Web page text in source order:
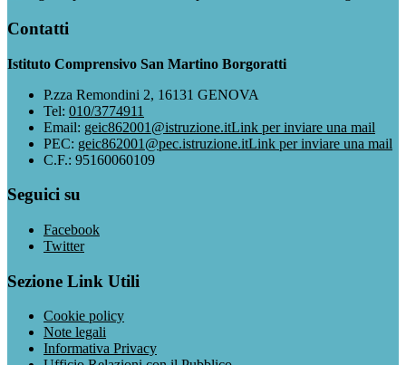
Contatti
Istituto Comprensivo San Martino Borgoratti
P.zza Remondini 2, 16131 GENOVA
Tel: 010/3774911
Email: geic862001@istruzione.itLink per inviare una mail
PEC: geic862001@pec.istruzione.itLink per inviare una mail
C.F.: 95160060109
Seguici su
Facebook
Twitter
Sezione Link Utili
Cookie policy
Note legali
Informativa Privacy